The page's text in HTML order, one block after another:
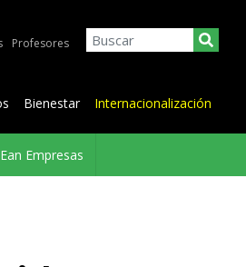
Profesores
Bienestar Internacionalización
Ean Empresas